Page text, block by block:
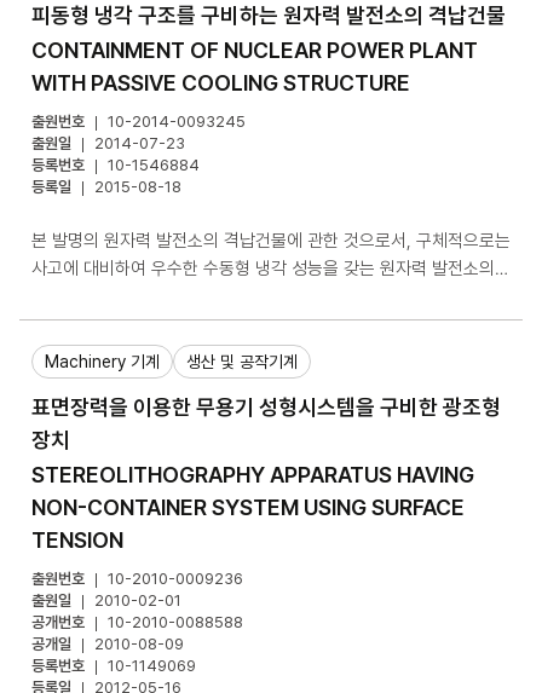
한다. 본 발명은 기존에 불가능했던 분화 가능한 각막세포 전구체 조
성물을 구현할 수 있는 효과가 있다. 또한, 본 발명을 통한 각막세포
전구체 조성물을 환자의 각막에 주입할 경우, 각막의 투명성을 보장
피동형 냉각 구조를 구비하는 원자력 발전소의 격납건물
CONTAINMENT OF NUCLEAR POWER PLANT
WITH PASSIVE COOLING STRUCTURE
출원번호
10-2014-0093245
출원일
2014-07-23
등록번호
10-1546884
등록일
2015-08-18
본 발명의 원자력 발전소의 격납건물에 관한 것으로서, 구체적으로는
사고에 대비하여 우수한 수동형 냉각 성능을 갖는 원자력 발전소의
하는 건물 몸체부; 상기 건물 몸체부의 내면 또는 내면의 금속재 라이
너에 결합된 금속 재질로 이루어진 다수의 내부 핀; 및 상기 건물 몸
체부의 외면에 결합된 금속 재질로 이루어진 다수의 외부 핀을 포함
하는 원자력 발전소의 격납건물이 제공된다.
Machinery 기계 생산 및 공작기계
표면장력을 이용한 무용기 성형시스템을 구비한 광조형
장치
STEREOLITHOGRAPHY APPARATUS HAVING
NON-CONTAINER SYSTEM USING SURFACE
TENSION
출원번호
10-2010-0009236
출원일
2010-02-01
공개번호
10-2010-0088588
공개일
2010-08-09
등록번호
10-1149069
등록일
2012-05-16